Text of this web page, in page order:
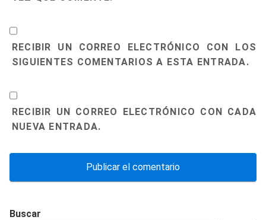
RECIBIR UN CORREO ELECTRÓNICO CON LOS
SIGUIENTES COMENTARIOS A ESTA ENTRADA.
RECIBIR UN CORREO ELECTRÓNICO CON CADA
NUEVA ENTRADA.
Buscar